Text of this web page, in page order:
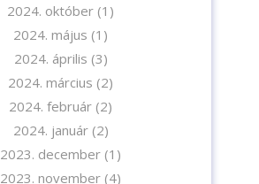
2024. október (1)
2024. május (1)
2024. április (3)
2024. március (2)
2024. február (2)
2024. január(2)
2023. december (1)
2023. november (4)